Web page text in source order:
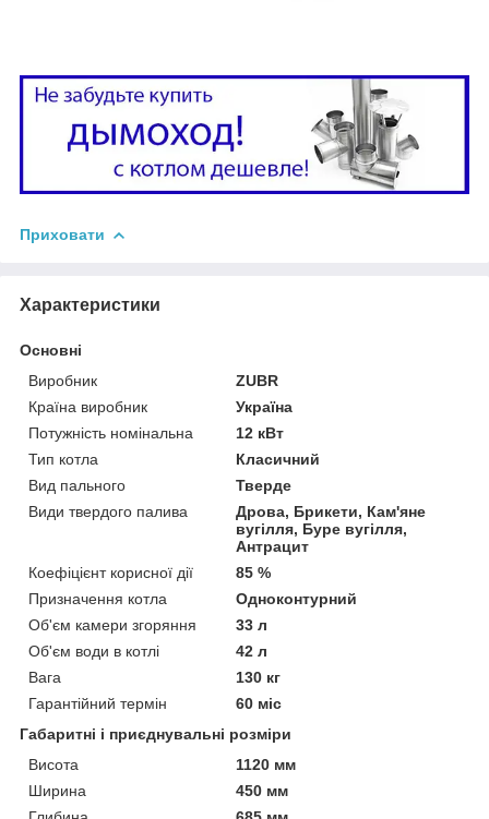
Приховати
Характеристики
Основні
Виробник
ZUBR
Країна виробник
Україна
Потужність номінальна
12 кВт
Тип котла
Класичний
Вид пального
Тверде
Види твердого палива
Дрова, Брикети, Кам'яне
вугілля, Буре вугілля,
Антрацит
Коефіцієнт корисної дії
85 %
Призначення котла
Одноконтурний
Об'єм камери згоряння
33 л
Об'єм води в котлі
42 л
Вага
130 кг
Гарантійний термін
60 міс
Габаритні і приєднувальні розміри
Висота
1120 мм
Ширина
450 мм